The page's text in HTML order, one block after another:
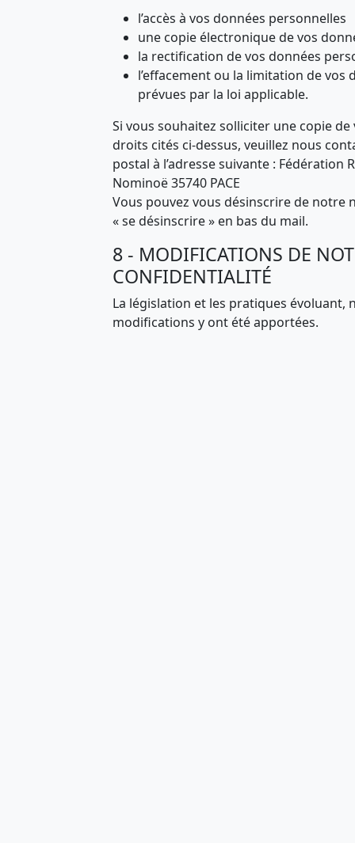
l’accès à vos données personnelles
une copie électronique de vos
la rectification de vos données
l’effacement ou la limitation de
prévues par la loi applicable.
Si vous souhaitez solliciter une copie
droits cités ci-dessus, veuillez nous
postal à l’adresse suivante : Fédération
Nominoë 35740 PACE
Vous pouvez vous désinscrire de notre
« se désinscrire » en bas du mail.
8 - MODIFICATIONS DE
CONFIDENTIALITÉ
La législation et les pratiques
modifications y ont été apportées.